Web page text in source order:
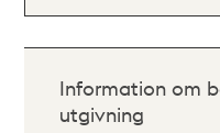
Information om
utgivning